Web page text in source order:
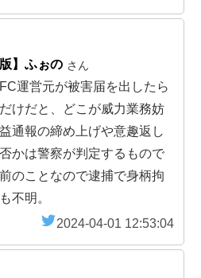
】ふぉの さん
運営元が被害届を出したら
けだと、どこが威力業務妨
通報の締め上げや意趣返し
かは警察が判定するもので
のことなので逮捕で身柄拘
不明。
2024-04-01 12:53:04